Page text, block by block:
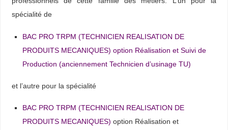
spécialité de
BAC PRO TRPM (TECHNICIEN REALISATION DE
PRODUITS MECANIQUES) option Réalisation et Suivi de
Production (anciennement Technicien d’usinage TU)
et l’autre pour la spécialité
BAC PROTRPM (TECHNICIEN REALISATION DE
PRODUITS MECANIQUES) option Réalisation et